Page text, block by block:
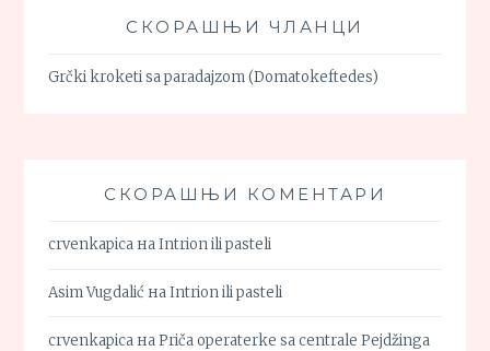
СКОРАШЊИ ЧЛАНЦИ
Grčki kroketi sa paradajzom (Domatokeftedes)
СКОРАШЊИ КОМЕНТАРИ
crvenkapica наIntrion ili pasteli
Asim Vugdalić наIntrion ili pasteli
crvenkapica наPriča operaterke sa centrale Pejdžinga